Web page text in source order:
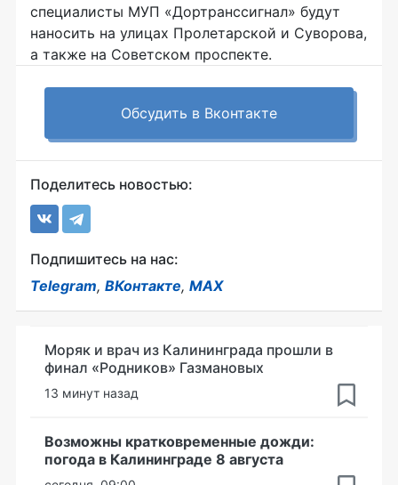
специалисты МУП «Дортранссигнал» будут
наносить на улицах Пролетарской и Суворова,
а также на Советском проспекте.
Обсудить в Вконтакте
Поделитесь новостью:
Подпишитесь на нас:
Telegram, ВКонтакте, MAX
Моряк и врач из Калининграда прошли в
финал «Родников» Газмановых
13 минут назад
Возможны кратковременные дожди:
погода в Калининграде 8 августа